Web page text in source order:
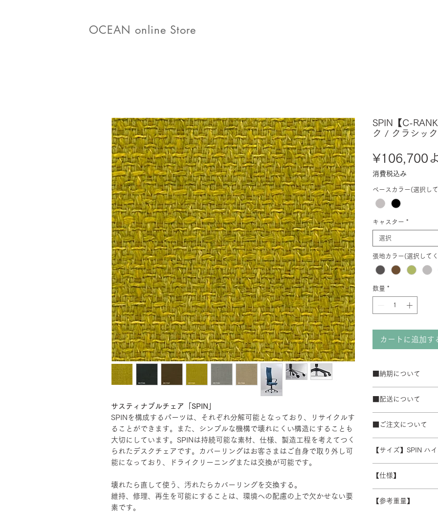
OCEAN online Store
サスティナブルチェア「SPIN」
SPINを構成するパーツは、それぞれ分解可能となっており、リサイクルす
ることができます。また、シンプルな機構で壊れにくい構造にすることも
大切にしています。SPINは持続可能な素材、仕様、製造工程を考えてつく
られたデスクチェアです。カバーリングはお客さまはご自身で取り外し可
能になっており、ドライクリーニングまたは交換が可能です。
壊れたら直して使う、汚れたらカバーリングを交換する。
維持、修理、再生を可能にすることは、環境への配慮の上で欠かせない要
素です。
SPIN【C-
ク / クラシッ
¥106,700
消費税込み
ベースカラー(選択し
キャスター *
選択
張地カラー(選択して
数量 *
カートに追加す
■納期について
ブラック粉体塗
50台以上の場合は要
て納期が変動するこ
■配送について
配送エリアによって
※数量によって配送
ます。 離島・一部
受注生産の為、配
す。詳細なお時間帯
できない場合がござ
■ご注文について
ズ等)、キャンセル
さい。
【サイズ】SPIN ハ
【仕様】
シート：PP・モ
【参考重量】